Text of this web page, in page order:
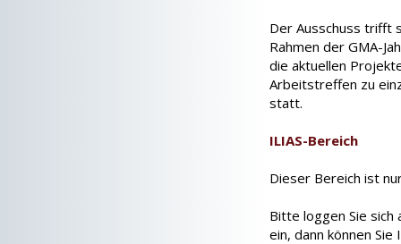
Der Ausschuss trifft
Rahmen der GMA-
die aktuellen
Arbeitstreffen zu
statt.
ILIAS-Bereich
Dieser Bereich ist
Bitte loggen Sie sich
ein, dann können